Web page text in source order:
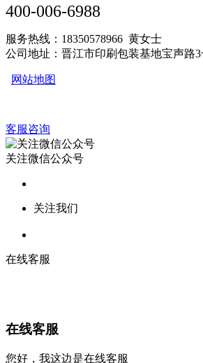
400-006-6988
服务热线：18350578966 黄女士
公司地址：晋江市印刷包装基地宝声路3
网站地图
客服咨询
关注微信公众号
关注我们
在线客服
在线客服
您好，我这边是在线客服